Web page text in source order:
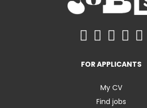
FOR APPLICANTS
My CV
Find jobs